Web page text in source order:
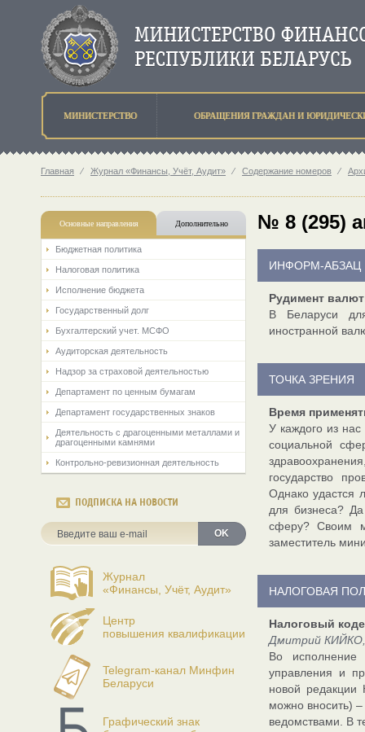
МИНИСТЕРСТВО ОБРАЩЕНИЯ ГРАЖДАН И
Главная ⁄ Журнал «Финансы, Учёт, Аудит» ⁄ Содержание номеров ⁄
Основные направления Дополнительно
Бюджетная политика
Налоговая политика
Исполнение бюджета
Государственный долг
Бухгалтерский учет. МСФО
Аудиторская деятельность
Надзор за страховой деятельностью
Департамент по ценным бумагам
Департамент государственных знаков
Деятельность с драгоценными металлами и
драгоценными камнями
Контрольно-ревизионная деятельность
ПОДПИСКА НА НОВОСТИ
OK
Журнал
«Финансы, Учёт, Аудит»
Центр
повышения квалификации
Telegram-канал Минфин
Беларуси
Графический знак
№ 8 (295)
ИНФОРМ-АБЗАЦ
Рудимент
В Беларуси
иностранной
ТОЧКА ЗРЕНИЯ
Время
У каждого из
социальной
государство
Однако удастся
для бизнеса?
сферу? Своим
заместитель
НАЛОГОВАЯ
Налоговый
Дмитрий КИЙКО,
Во исполнение
управления и
новой
можно вносить)
ведомствами. В